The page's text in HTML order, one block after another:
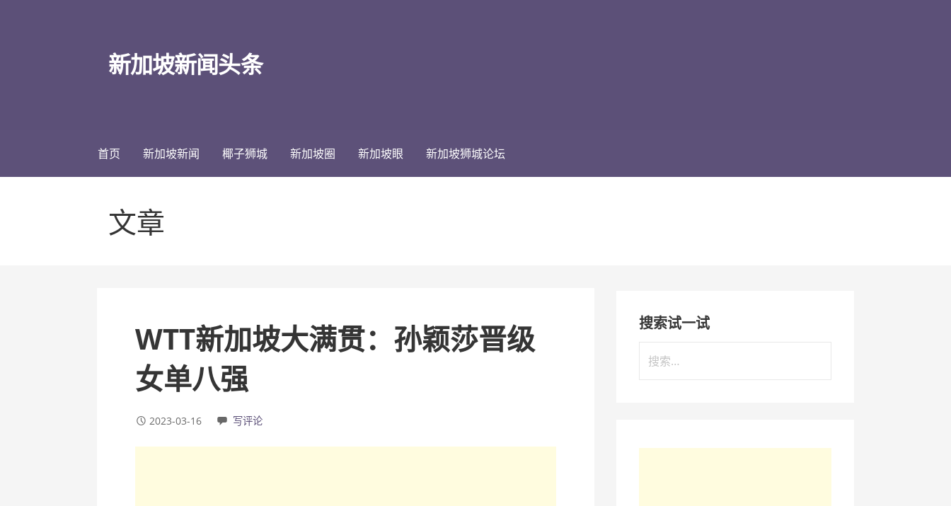
新加坡新闻头条
首页 新加坡新闻 椰子狮城 新加坡圈 新加坡眼 新加坡狮城论坛
文章
WTT新加坡大满贯：孙颖莎晋级
女单八强
2023-03-16 写评论
搜索试一试
索